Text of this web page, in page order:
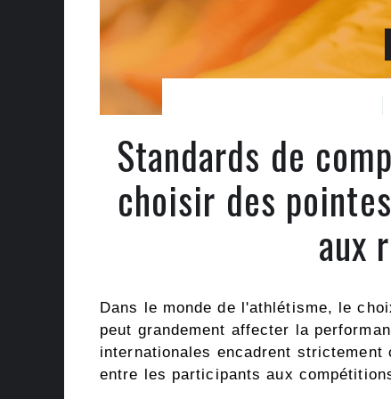
Standards de
choisir des
aux
Dans le monde de l'athlétisme, le
peut grandement affecter la
internationales encadrent
entre les participants aux